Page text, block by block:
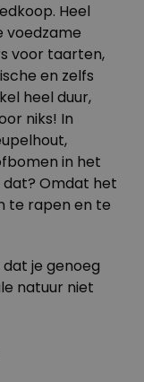
Heel
voedzame
voor taarten,
en zelfs
heel duur,
niks! In
in het
dat? Omdat het
te rapen en te
je genoeg
natuur niet